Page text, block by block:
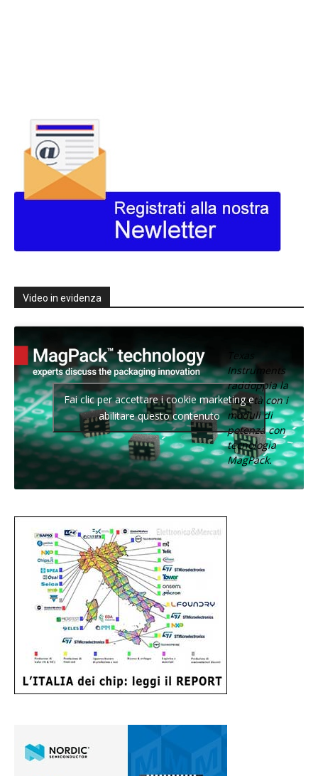
Video in evidenza
Texas
Instruments
raddoppia la
densità con i
moduli di
potenza con
tecnologia
MagPack.
Fai clic per accettare i cookie marketing e
abilitare questo contenuto